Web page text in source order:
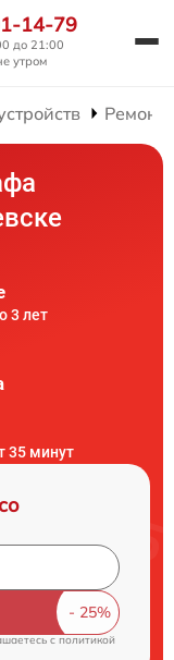
14-79
до 21:00
утром
3 лет
35 минут
cполитикой